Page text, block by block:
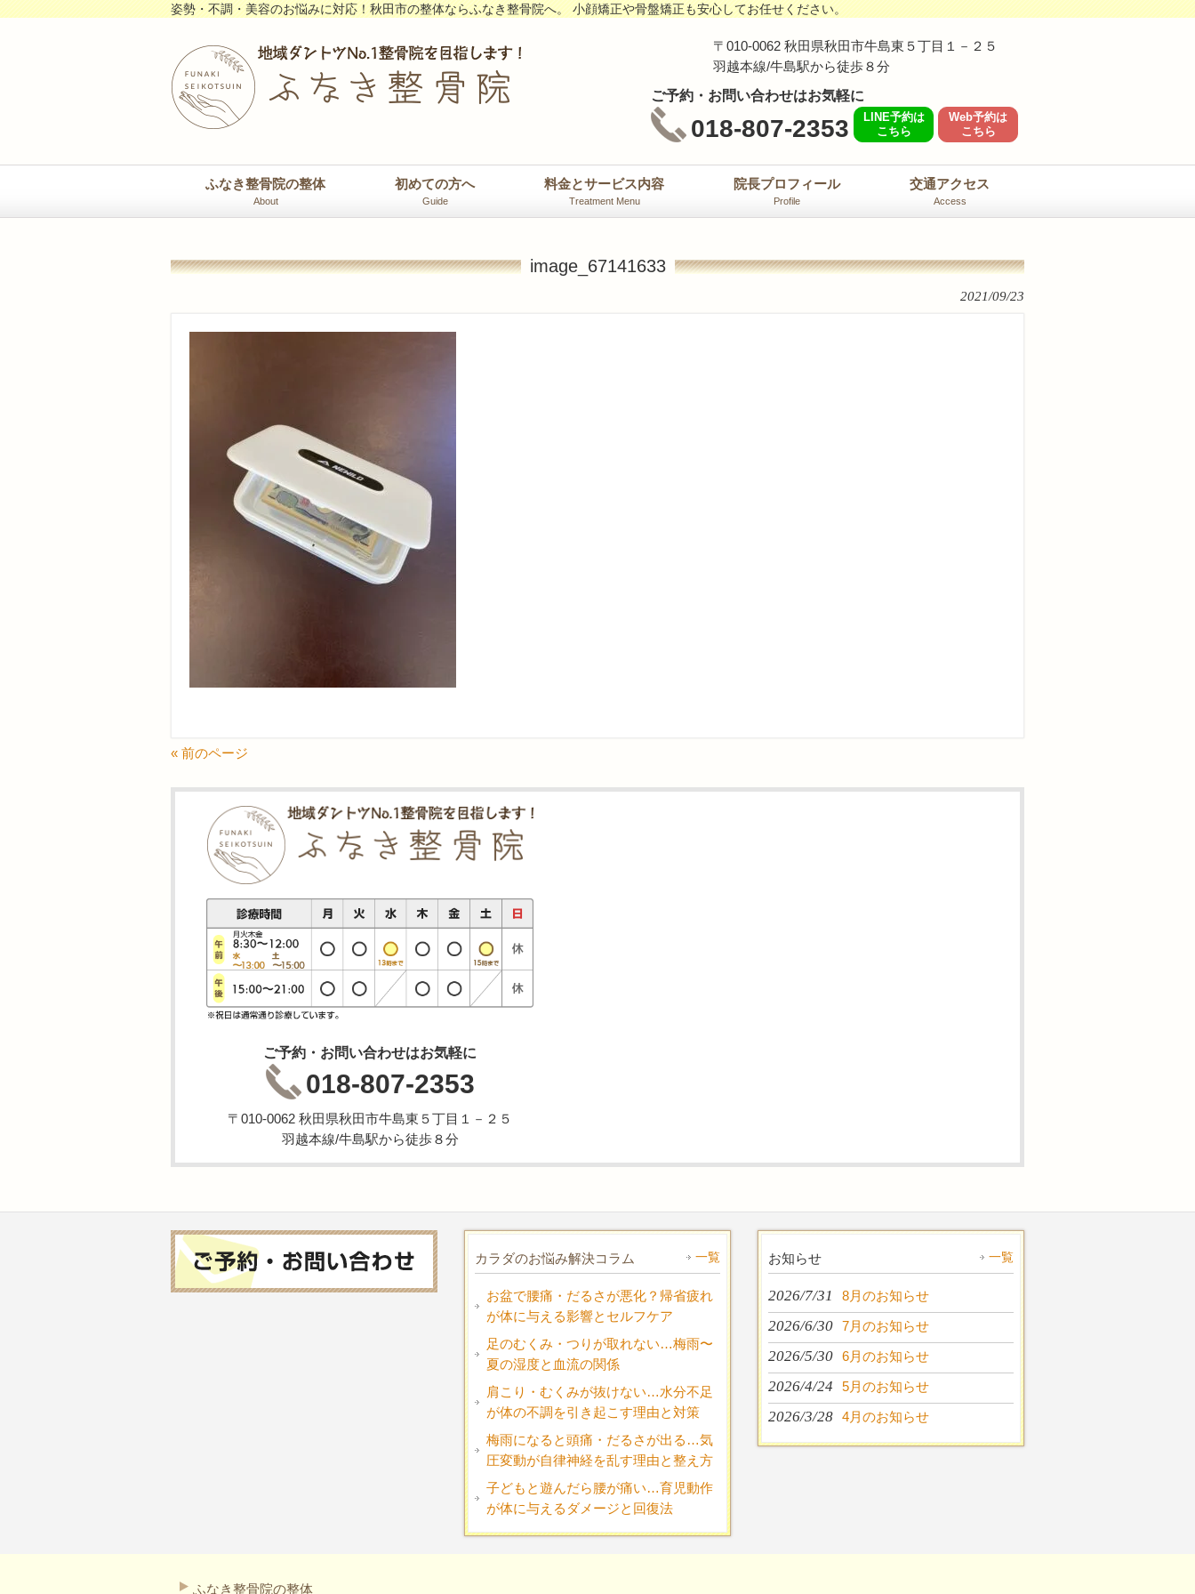
姿勢・不調・美容のお悩みに対応！秋田市の整体ならふなき整骨院へ。 小顔矯正や骨盤矯正も安心してお任せください。
〒010-0062 秋田県秋田市牛島東５丁目１－２５
羽越本線/牛島駅から徒歩８分
ご予約・お問い合わせはお気軽に
018-807-2353
LINE予約は
こちら
Web予約は
こちら
ふなき整骨院の整体
About
初めての方へ
Guide
料金とサービス内容
Treatment Menu
院長プロフィール
Profile
交通アクセス
Access
image_67141633
2021/09/23
« 前のページ
ご予約・お問い合わせはお気軽に
018-807-2353
〒010-0062 秋田県秋田市牛島東５丁目１－２５
羽越本線/牛島駅から徒歩８分
カラダのお悩み解決コラム 一覧
お盆で腰痛・だるさが悪化？帰省疲れ
が体に与える影響とセルフケア
足のむくみ・つりが取れない…梅雨〜
夏の湿度と血流の関係
肩こり・むくみが抜けない…水分不足
が体の不調を引き起こす理由と対策
梅雨になると頭痛・だるさが出る…気
圧変動が自律神経を乱す理由と整え方
子どもと遊んだら腰が痛い…育児動作
が体に与えるダメージと回復法
お知らせ 一覧
2026/7/31 8月のお知らせ
2026/6/30 7月のお知らせ
2026/5/30 6月のお知らせ
2026/4/24 5月のお知らせ
2026/3/28 4月のお知らせ
ふなき整骨院の整体